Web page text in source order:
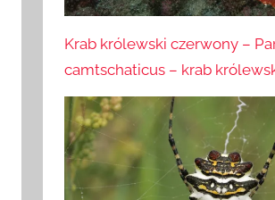
Krab królewski czerwony –
camtschaticus – krab